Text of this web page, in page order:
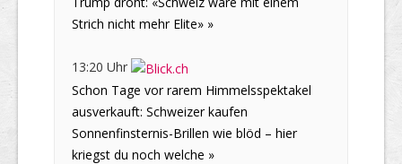
Strich nicht mehr Elite» »
13:20 Uhr
Schon Tage vor rarem Himmelsspektakel
ausverkauft: Schweizer kaufen
Sonnenfinsternis-Brillen wie blöd – hier
kriegst du noch welche »